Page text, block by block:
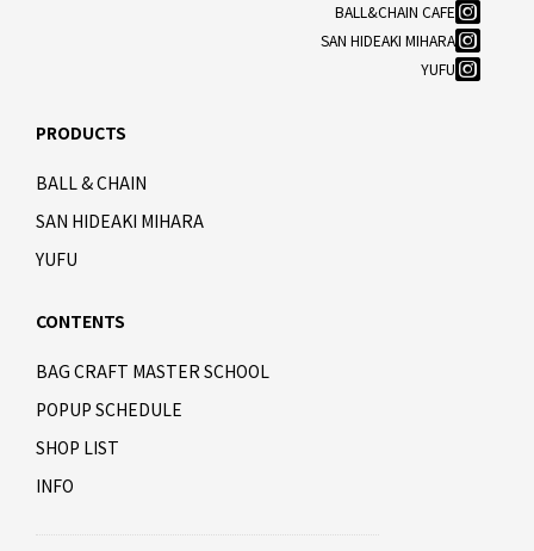
BALL&CHAIN CAFE
SAN HIDEAKI MIHARA
YUFU
PRODUCTS
BALL & CHAIN
SAN HIDEAKI MIHARA
YUFU
CONTENTS
BAG CRAFT MASTER SCHOOL
POPUP SCHEDULE
SHOP LIST
INFO